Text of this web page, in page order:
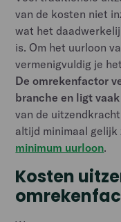
van de kosten niet
wat het
is. Om het uurloon
vermenigvuldig je
De omrekenfactor
branche en ligt
van de
altijd minimaal gelijk
minimum uurloon.
Kosten